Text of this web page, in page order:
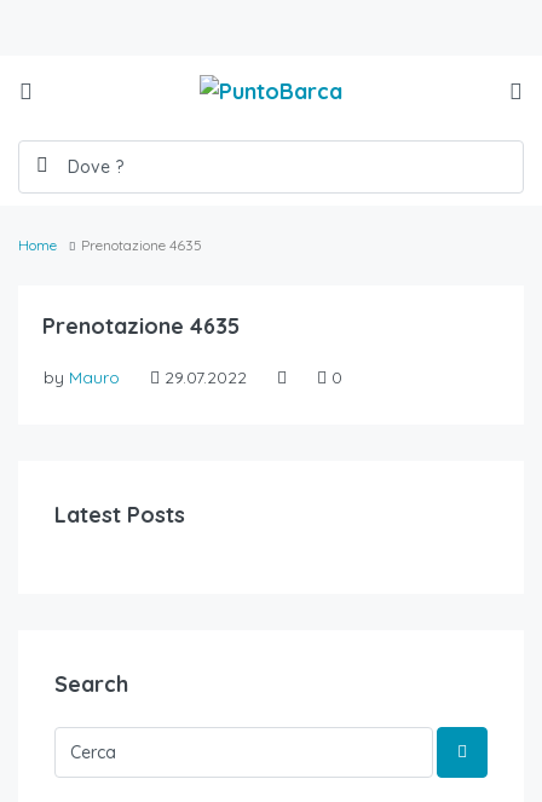
Home Prenotazione 4635
Prenotazione 4635
by Mauro 29.07.2022 0
Latest Posts
Search